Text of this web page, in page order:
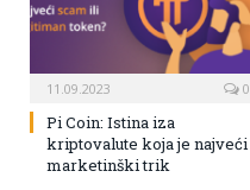
11.09.2023 0
Pi Coin: Istina iza
kriptovalute koja je najveći
marketinški trik